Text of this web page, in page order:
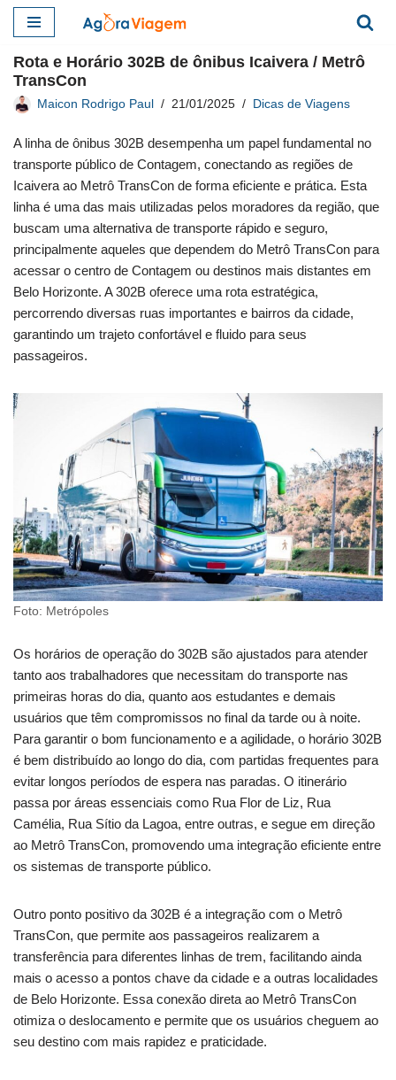
para
o
conteúdo
Rota e Horário 302B de ônibus Icaivera / Metrô
TransCon
Maicon Rodrigo Paul 21/01/2025 Dicas de Viagens
A linha de ônibus 302B desempenha um papel fundamental no
transporte público de Contagem, conectando as regiões de
Icaivera ao Metrô TransCon de forma eficiente e prática. Esta
linha é uma das mais utilizadas pelos moradores da região, que
buscam uma alternativa de transporte rápido e seguro,
principalmente aqueles que dependem do Metrô TransCon para
acessar o centro de Contagem ou destinos mais distantes em
Belo Horizonte. A 302B oferece uma rota estratégica,
percorrendo diversas ruas importantes e bairros da cidade,
garantindo um trajeto confortável e fluido para seus
passageiros.
Foto: Metrópoles
Os horários de operação do 302B são ajustados para atender
tanto aos trabalhadores que necessitam do transporte nas
primeiras horas do dia, quanto aos estudantes e demais
usuários que têm compromissos no final da tarde ou à noite.
Para garantir o bom funcionamento e a agilidade, o horário 302B
é bem distribuído ao longo do dia, com partidas frequentes para
evitar longos períodos de espera nas paradas. O itinerário
passa por áreas essenciais como Rua Flor de Liz, Rua
Camélia, Rua Sítio da Lagoa, entre outras, e segue em direção
ao Metrô TransCon, promovendo uma integração eficiente entre
os sistemas de transporte público.
Outro ponto positivo da 302B é a integração com o Metrô
TransCon, que permite aos passageiros realizarem a
transferência para diferentes linhas de trem, facilitando ainda
mais o acesso a pontos chave da cidade e a outras localidades
de Belo Horizonte. Essa conexão direta ao Metrô TransCon
otimiza o deslocamento e permite que os usuários cheguem ao
seu destino com mais rapidez e praticidade.